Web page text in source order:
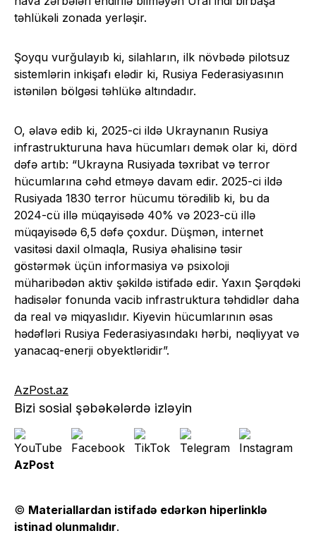
təhlükəli zonada yerləşir.
Şoyqu vurğulayıb ki, silahların, ilk növbədə pilotsuz
sistemlərin inkişafı elədir ki, Rusiya Federasiyasının
istənilən bölgəsi təhlükə altındadır.
O, əlavə edib ki, 2025-ci ildə Ukraynanın Rusiya
infrastrukturuna hava hücumları demək olar ki, dörd
dəfə artıb: “Ukrayna Rusiyada təxribat və terror
hücumlarına cəhd etməyə davam edir. 2025-ci ildə
Rusiyada 1830 terror hücumu törədilib ki, bu da
2024-cü illə müqayisədə 40% və 2023-cü illə
müqayisədə 6,5 dəfə çoxdur. Düşmən, internet
vasitəsi daxil olmaqla, Rusiya əhalisinə təsir
göstərmək üçün informasiya və psixoloji
müharibədən aktiv şəkildə istifadə edir. Yaxın Şərqdəki
hadisələr fonunda vacib infrastruktura təhdidlər daha
da real və miqyaslıdır. Kiyevin hücumlarının əsas
hədəfləri Rusiya Federasiyasındakı hərbi, nəqliyyat və
yanacaq-enerji obyektləridir”.
AzPost.az
Bizi sosial şəbəkələrdə izləyin
AzPost
© Materiallardan istifadə edərkən hiperlinklə
istinad olunmalıdır.